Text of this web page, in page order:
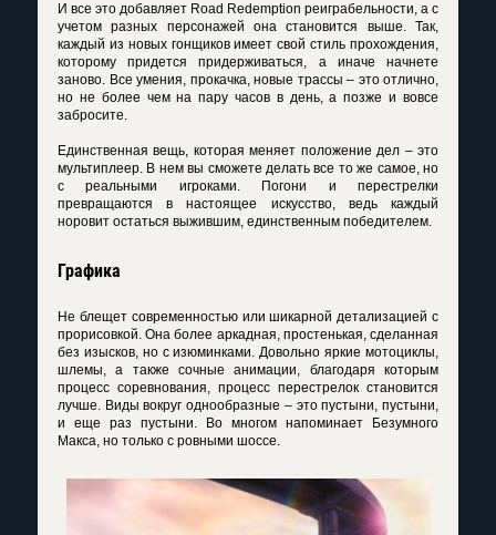
И все это добавляет Road Redemption реиграбельности, а с
учетом разных персонажей она становится выше. Так,
каждый из новых гонщиков имеет свой стиль прохождения,
которому придется придерживаться, а иначе начнете
заново. Все умения, прокачка, новые трассы – это отлично,
но не более чем на пару часов в день, а позже и вовсе
забросите.
Единственная вещь, которая меняет положение дел – это
мультиплеер. В нем вы сможете делать все то же самое, но
с реальными игроками. Погони и перестрелки
превращаются в настоящее искусство, ведь каждый
норовит остаться выжившим, единственным победителем.
Графика
Не блещет современностью или шикарной детализацией с
прорисовкой. Она более аркадная, простенькая, сделанная
без изысков, но с изюминками. Довольно яркие мотоциклы,
шлемы, а также сочные анимации, благодаря которым
процесс соревнования, процесс перестрелок становится
лучше. Виды вокруг однообразные – это пустыни, пустыни,
и еще раз пустыни. Во многом напоминает Безумного
Макса, но только с ровными шоссе.